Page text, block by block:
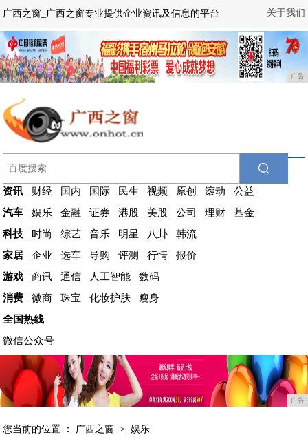
关于我们
广西之窗_广西之窗专业提供企业资讯及信息的平台
广告
资讯 财经 国内 国际 民生 视频 原创 滚动
公益
汽车
娱乐 金融 证券 港股 美股 公司 理财
基金
科技
时尚 综艺 音乐 明星 八卦
韩流
家居
企业 选车 导购 评测 行情
报价
游戏
商讯 通信 人工智能
数码
消费
微商 珠宝 化妆护肤
瘦身
全国热线
微信公众号
广告
您当前的位置 ： 广西之窗 >娱乐